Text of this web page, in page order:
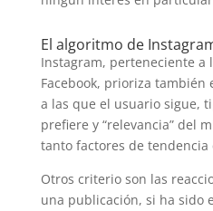
El algoritmo de
Instagram, perteneciente a
Facebook, prioriza también
a las que el usuario sigue,
prefiere y “relevancia” del
tanto factores de tendencia
Otros criterio son las
una publicación, si ha sido